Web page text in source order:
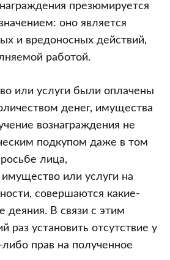
презюмируется
оно является
и вредоносных действий,
работой.
или услуги были оплачены
денег, имущества
вознаграждения не
подкупом даже в том
лица,
или услуги на
совершаются какие-
деяния. В связи с этим
раз установить отсутствие у
либо прав на полученное